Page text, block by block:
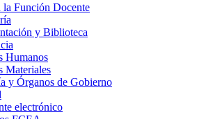
la Función Docente
y Biblioteca
Humanos
Materiales
y Órganos de Gobierno
electrónico